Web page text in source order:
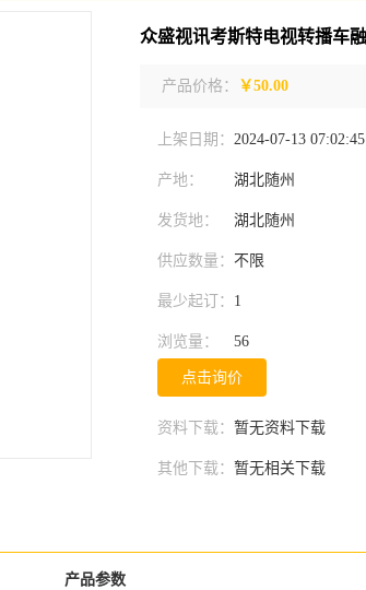
产品价格： ￥50.00
上架日期： 2024-07-13 07:02:45
产地： 湖北随州
发货地： 湖北随州
供应数量： 不限
最少起订： 1
浏览量： 56
点击询价
资料下载： 暂无资料下载
其他下载： 暂无相关下载
产品参数